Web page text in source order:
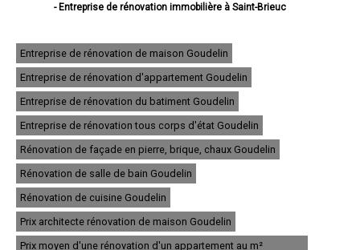
- Entreprise de rénovation immobilière à Saint-Brieuc
- Entreprise de rénovation immobilière à Lamballe
- Entreprise de rénovation immobilière à Ploufragan
- Entreprise de rénovation immobilière à Dinan
- Entreprise de rénovation immobilière à Loudéac
- Entreprise de rénovation immobilière à Paimpol
- Entreprise de rénovation immobilière à Trégueux
- Entreprise de rénovation immobilière à Guingamp
- Entreprise de rénovation immobilière à Perros-Guirec
- Entreprise de rénovation immobilière à Langueux
- Entreprise de rénovation immobilière à Plédran
- Entreprise de rénovation immobilière à Pordic
- Entreprise de rénovation immobilière à Ploumagoar
- Entreprise de rénovation immobilière à Yffiniac
- Entreprise de rénovation immobilière à Plouha
Entreprise de rénovation de maison Goudelin
Entreprise de rénovation d'appartement Goudelin
Entreprise de rénovation du batiment Goudelin
Entreprise de rénovation tous corps d'état Goudelin
Rénovation de façade en pierre, brique, chaux Goudelin
Rénovation de salle de bain Goudelin
Rénovation de cuisine Goudelin
Prix architecte rénovation de maison Goudelin
Prix moyen d'une rénovation d'un appartement au m²